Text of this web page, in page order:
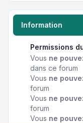
Information
Permissions
Vous ne
dans ce forum
Vous ne
forum
Vous ne
forum
Vous ne